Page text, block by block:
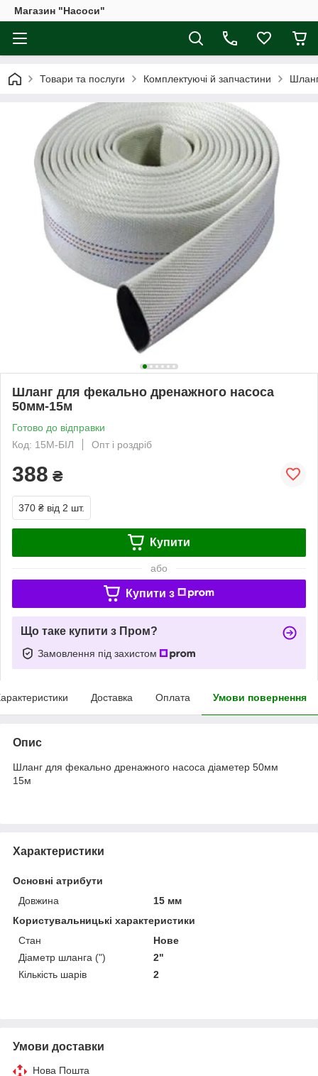
Магазин "Насоси"
Товари та послуги Комплектуючі й запчастини
Шланг для фекально дренажного насоса
50мм-15м
Готово до відправки
Код: 15М-БІЛ
Опт і роздріб
388 ₴
370 ₴ від 2 шт.
Купити
або
Купити з
Що таке купити з Пром?
Замовлення під захистом
Доставка Оплата Умови повернення
Опис
Шланг для фекально дренажного насоса діаметер 50мм
15м
Характеристики
Основні атрибути
Довжина
15 мм
Користувальницькі характеристики
Стан
Нове
Діаметр шланга (")
2"
Кількість шарів
2
Умови доставки
Нова Пошта